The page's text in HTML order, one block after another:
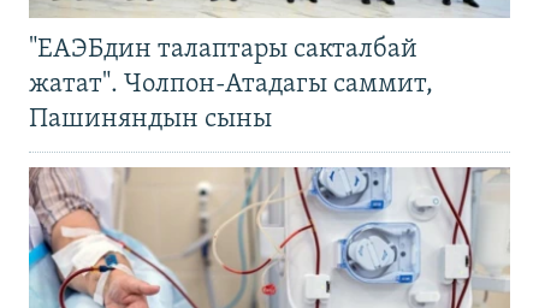
"ЕАЭБдин талаптары сакталбай
жатат". Чолпон-Атадагы саммит,
Пашиняндын сыны